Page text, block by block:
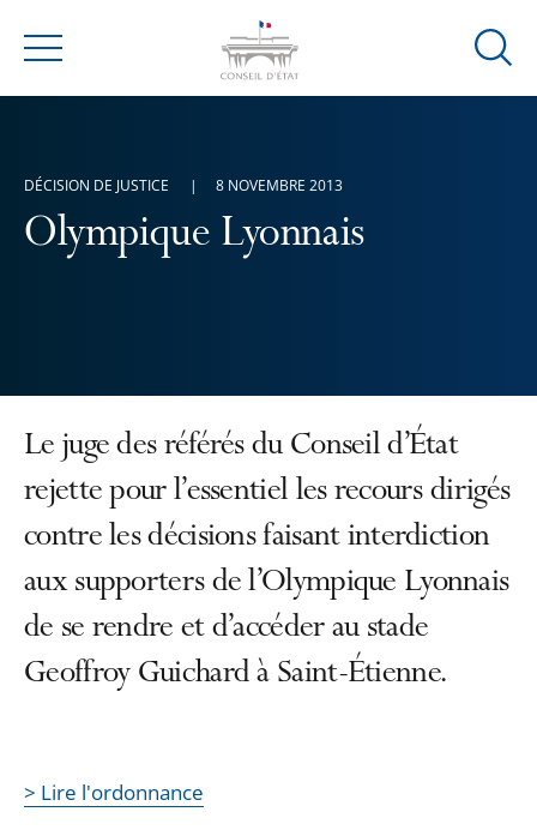
Menu
Ouvrir
Olympique Lyonnais
DÉCISION DE JUSTICE 8 NOVEMBRE 2013
Le juge des référés du Conseil d’État
rejette pour l’essentiel les recours dirigés
contre les décisions faisant interdiction
aux supporters de l’Olympique Lyonnais
de se rendre et d’accéder au stade
Geoffroy Guichard à Saint-Étienne.
> Lire l'ordonnance